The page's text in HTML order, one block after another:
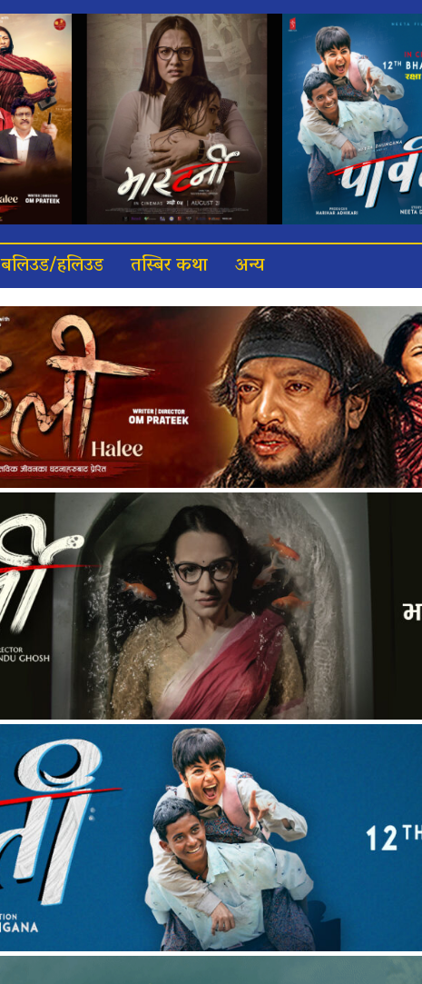
बलिउड/हलिउड तस्बिर कथा अन्य